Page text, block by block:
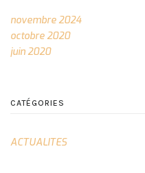
novembre 2024
octobre 2020
juin 2020
CATÉGORIES
ACTUALITES